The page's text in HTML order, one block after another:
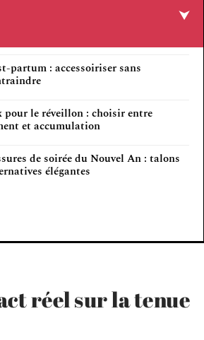
partum : accessoiriser sans
pour le réveillon : choisir entre
et accumulation
de soirée du Nouvel An : talons
élégantes
réel sur la tenue